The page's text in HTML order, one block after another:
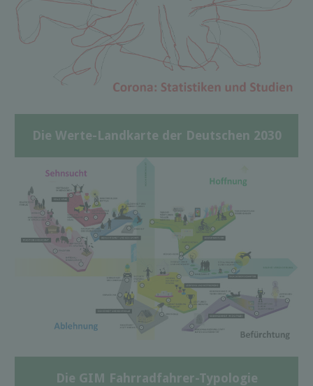
Die Werte-Landkarte der Deutschen 2030
Die GIM Fahrradfahrer-Typologie